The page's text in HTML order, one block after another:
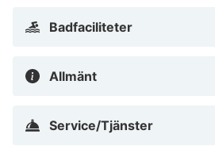
Plaisance Charles Ornano-
Imperiale - 4,6 km Musée Fesch
Badfaciliteter
Allmänt
Service/Tjänster